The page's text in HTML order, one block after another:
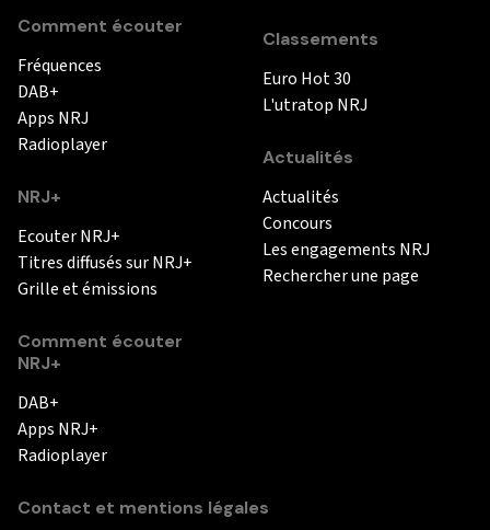
Comment écouter
Fréquences
DAB+
Apps NRJ
Radioplayer
NRJ+
Ecouter NRJ+
Titres diffusés sur NRJ+
Grille et émissions
Comment écouter
NRJ+
DAB+
Apps NRJ+
Radioplayer
Classements
Euro Hot 30
L'utratop NRJ
Actualités
Actualités
Concours
Les engagements NRJ
Rechercher une page
Contact et mentions légales